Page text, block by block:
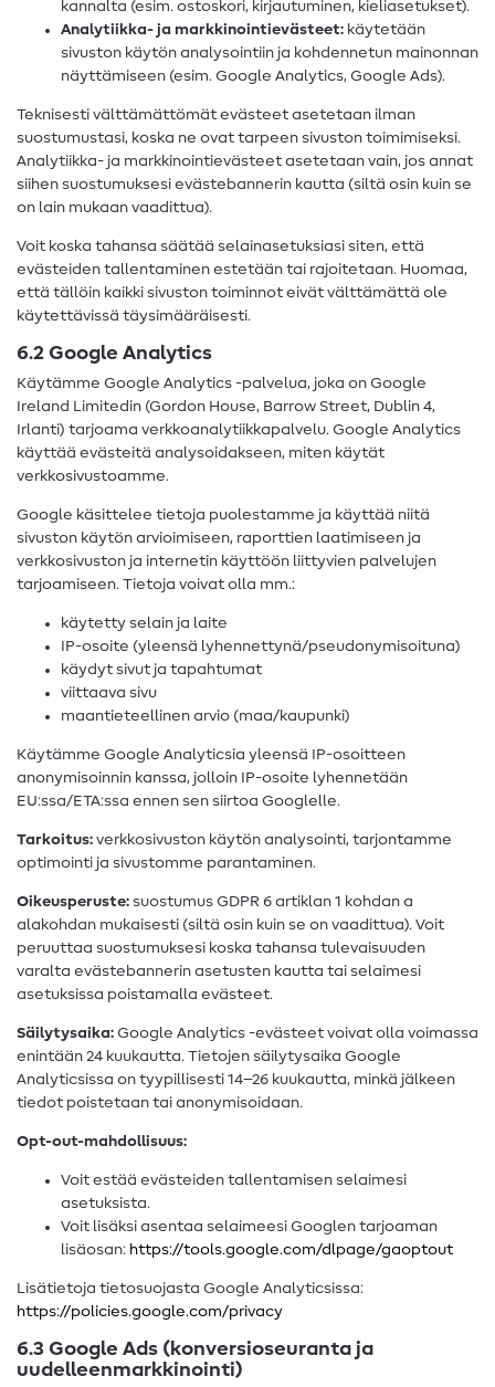
kannalta (esim. ostoskori, kirjautuminen, kieliasetukset).
Analytiikka- ja markkinointievästeet: käytetään
sivuston käytön analysointiin ja kohdennetun mainonnan
näyttämiseen (esim. Google Analytics, Google Ads).
Teknisesti välttämättömät evästeet asetetaan ilman
suostumustasi, koska ne ovat tarpeen sivuston toimimiseksi.
Analytiikka- ja markkinointievästeet asetetaan vain, jos annat
siihen suostumuksesi evästebannerin kautta (siltä osin kuin se
on lain mukaan vaadittua).
Voit koska tahansa säätää selainasetuksiasi siten, että
evästeiden tallentaminen estetään tai rajoitetaan. Huomaa,
että tällöin kaikki sivuston toiminnot eivät välttämättä ole
käytettävissä täysimääräisesti.
6.2 Google Analytics
Käytämme Google Analytics -palvelua, joka on Google
Ireland Limitedin (Gordon House, Barrow Street, Dublin 4,
Irlanti) tarjoama verkkoanalytiikkapalvelu. Google Analytics
käyttää evästeitä analysoidakseen, miten käytät
verkkosivustoamme.
Google käsittelee tietoja puolestamme ja käyttää niitä
sivuston käytön arvioimiseen, raporttien laatimiseen ja
verkkosivuston ja internetin käyttöön liittyvien palvelujen
tarjoamiseen. Tietoja voivat olla mm.:
käytetty selain ja laite
IP-osoite (yleensä lyhennettynä/pseudonymisoituna)
käydyt sivut ja tapahtumat
viittaava sivu
maantieteellinen arvio (maa/kaupunki)
Käytämme Google Analyticsia yleensä IP-osoitteen
anonymisoinnin kanssa, jolloin IP-osoite lyhennetään
EU:ssa/ETA:ssa ennen sen siirtoa Googlelle.
Tarkoitus: verkkosivuston käytön analysointi, tarjontamme
optimointi ja sivustomme parantaminen.
Oikeusperuste: suostumus GDPR 6 artiklan 1 kohdan a
alakohdan mukaisesti (siltä osin kuin se on vaadittua). Voit
peruuttaa suostumuksesi koska tahansa tulevaisuuden
varalta evästebannerin asetusten kautta tai selaimesi
asetuksissa poistamalla evästeet.
Säilytysaika: Google Analytics -evästeet voivat olla voimassa
enintään 24 kuukautta. Tietojen säilytysaika Google
Analyticsissa on tyypillisesti 14–26 kuukautta, minkä jälkeen
tiedot poistetaan tai anonymisoidaan.
Opt-out-mahdollisuus:
Voit estää evästeiden tallentamisen selaimesi
asetuksista.
Voit lisäksi asentaa selaimeesi Googlen tarjoaman
lisäosan: https://tools.google.com/dlpage/gaoptout
Lisätietoja tietosuojasta Google Analyticsissa:
https://policies.google.com/privacy
6.3 Google Ads (konversioseuranta ja
uudelleenmarkkinointi)